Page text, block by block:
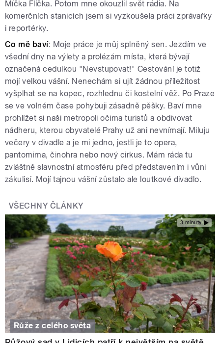
Míčka Flíčka. Potom mne okouzlil svět rádia. Na
komerčních stanicích jsem si vyzkoušela práci zprávařky
i reportérky.
Co mě baví: Moje práce je můj splněný sen. Jezdím ve
všední dny na výlety a prolézám místa, která bývají
označená cedulkou "Nevstupovat!" Cestování je totiž
mojí velkou vášní. Nenechám si ujít žádnou příležitost
vyšplhat se na kopec, rozhlednu či kostelní věž. Po Praze
se ve volném čase pohybuji zásadně pěšky. Baví mne
prohlížet si naši metropoli očima turistů a obdivovat
nádheru, kterou obyvatelé Prahy už ani nevnímají. Miluju
večery v divadle a je mi jedno, jestli je to opera,
pantomima, činohra nebo nový cirkus. Mám ráda tu
zvláštně slavnostní atmosféru před představením i vůni
zákulisí. Mojí tajnou vášní zůstalo ale loutkové divadlo.
VŠECHNY ČLÁNKY
3 minuty
Růže z celého světa